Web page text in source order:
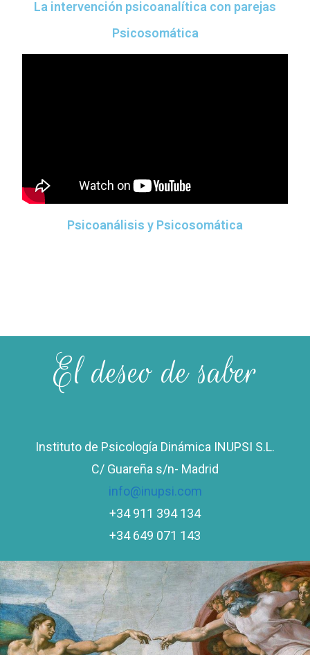
La intervención psicoanalítica con parejas
Psicosomática
Psicoanálisis y Psicosomática
El deseo de saber
Instituto de Psicología Dinámica INUPSI S.L.
C/ Guareña s/n- Madrid
info@inupsi.com
+34 911 394 134
+34 649 071 143